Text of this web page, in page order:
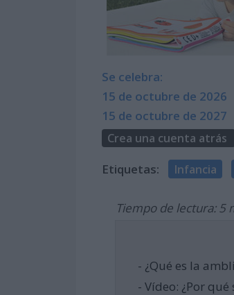
Se celebra:
15 de octubre de 2026
15 de octubre de 2027
Crea una cuenta atrás
Etiquetas: Infancia
Tiempo de lectura: 5
- ¿Qué es la
- Vídeo: ¿Por